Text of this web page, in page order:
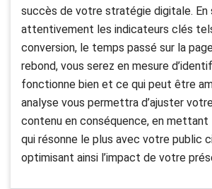
succès de votre stratégie digitale. En
attentivement les indicateurs clés
conversion, le temps passé sur la
rebond, vous serez en mesure
fonctionne bien et ce qui peut être
analyse vous permettra d’ajuster
contenu en conséquence, en mettant
qui résonne le plus avec votre public
optimisant ainsi l’impact de votre